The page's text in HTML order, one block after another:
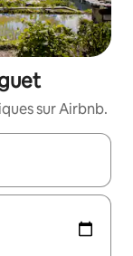
sur Airbnb.
les en utilisant